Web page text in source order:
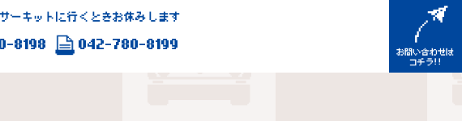
キットに行くときお休みします
8198 042-780-8199